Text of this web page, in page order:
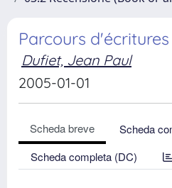
Parcours
Dufiet, Jean Paul
2005-01-01
Scheda breve
Scheda
Scheda completa (DC)